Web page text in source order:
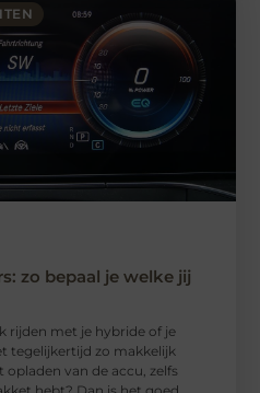
zo bepaal je welke jij
rijden met je hybride of je
tegelijkertijd zo makkelijk
van de accu, zelfs